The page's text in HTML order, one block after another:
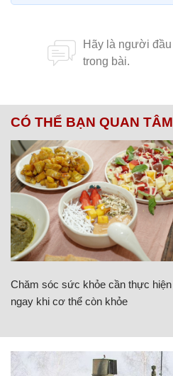
CÓ THỂ BẠN QUAN TÂM
Chăm sóc sức khỏe cần thực hiện
ngay khi cơ thể còn khỏe